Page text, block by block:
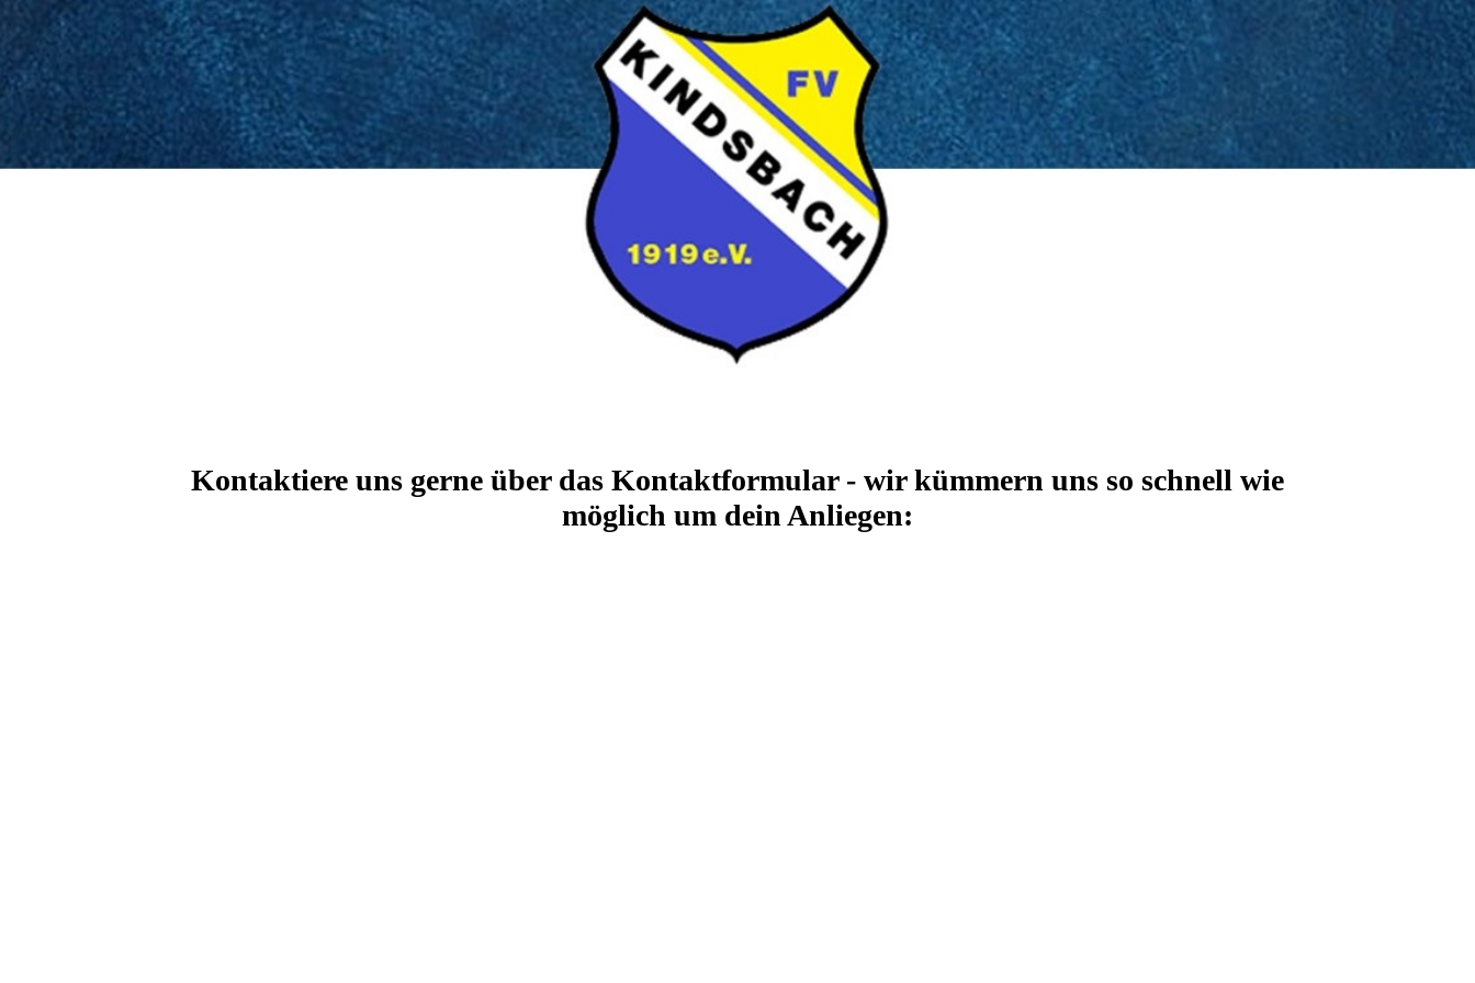
Kontaktiere uns gerne über das Kontaktformular - wir kümmern uns so schnell wie
möglich um dein Anliegen: